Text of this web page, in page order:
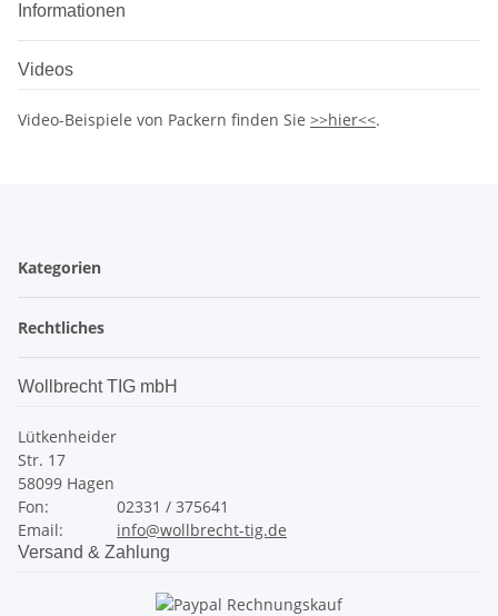
Informationen
Videos
Video-Beispiele von Packern finden Sie >>hier<<.
Kategorien
Rechtliches
Wollbrecht TIG mbH
Lütkenheider
Str. 17
58099 Hagen
Fon:
02331 / 375641
Email:
info@wollbrecht-tig.de
Versand & Zahlung